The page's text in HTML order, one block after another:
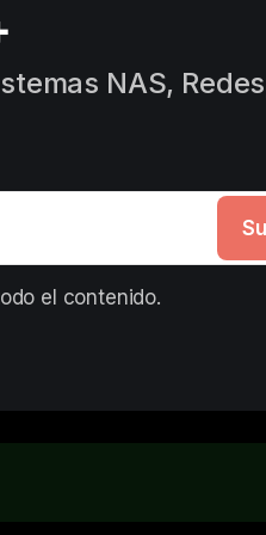
NAS,
el contenido.